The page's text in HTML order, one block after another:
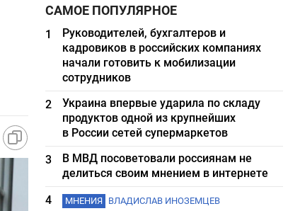
САМОЕ ПОПУЛЯРНОЕ
1
Руководителей, бухгалтеров и
кадровиков в российских компаниях
начали готовить к мобилизации
сотрудников
2
Украина впервые ударила по складу
продуктов одной из крупнейших
в России сетей супермаркетов
3
В МВД посоветовали россиянам не
делиться своим мнением в интернете
4
МНЕНИЯ ВЛАДИСЛАВ ИНОЗЕМЦЕВ